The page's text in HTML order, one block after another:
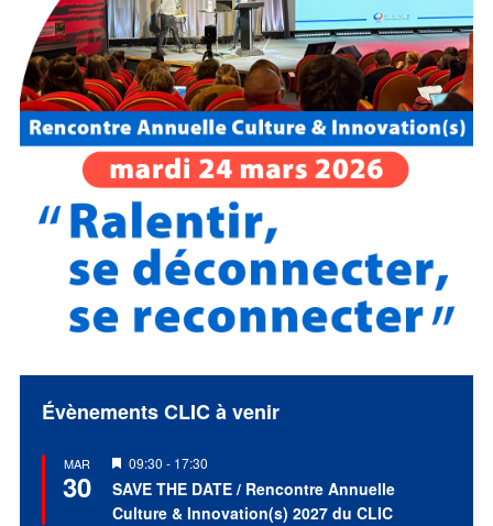
Évènements CLIC à venir
MAR
30
Mis
en
avant
09:30 - 17:30
SAVE THE DATE / Rencontre Annuelle
Culture & Innovation(s) 2027 du CLIC